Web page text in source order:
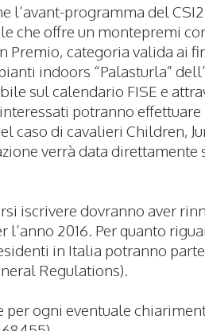
l’avant-programma del
che offre un montepremi
Premio, categoria valida ai
indoors “Palasturla”
sul calendario FISE e
potranno effettuare
caso di cavalieri Children,
verrà data direttamente
iscrivere dovranno aver
2016. Per quanto
in Italia potranno
Regulations).
ogni eventuale